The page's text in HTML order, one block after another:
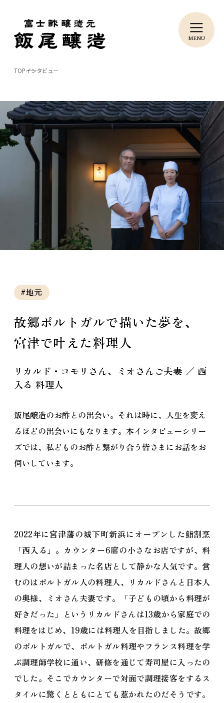
TOPインタビュー
#地元
故郷ポルトガルで描いた夢を、
宮津で叶えた料理人
リカルド・コモリさん、ミオさんご夫妻 ／ 西
入る 料理人
飯尾醸造のお酢との出会い。それは時に、人生を変え
るほどの出会いにもなります。本インタビューシリー
ズでは、私どものお酢と繋がり合う皆さまにお話をお
伺いしています。
2022年に宮津藩の城下町新浜にオープンした鮨割烹
「西入る」。カウンター6席の小さなお店ですが、料
理人の想いが詰まった名店として静かな人気です。営
むのはポルトガル人の料理人、リカルドさんと日本人
の奥様、ミオさん夫妻です。「子どもの頃から料理が
好きだった」というリカルドさんは13歳から家庭での
料理をはじめ、19歳には料理人を目指しました。故郷
のポルトガルで、ポルトガル料理やフランス料理を学
ぶ調理師学校に通い、研修を通じて寿司屋に入ったの
でした。そこでカウンターで対面で調理接客をするス
タイルに驚くとともにとても惹かれたのだそうです。